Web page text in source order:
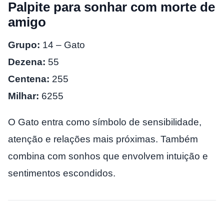
Palpite para sonhar com morte de
amigo
Grupo: 14 – Gato
Dezena: 55
Centena: 255
Milhar: 6255
O Gato entra como símbolo de sensibilidade,
atenção e relações mais próximas. Também
combina com sonhos que envolvem intuição e
sentimentos escondidos.